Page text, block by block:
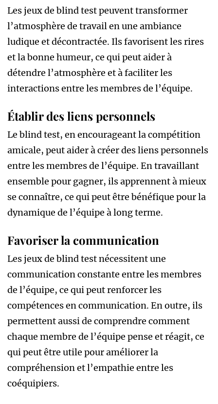
Les jeux de blind test peuvent transformer
l’atmosphère de travail en une ambiance
ludique et décontractée. Ils favorisent les rires
et la bonne humeur, ce qui peut aider à
détendre l’atmosphère et à faciliter les
interactions entre les membres de l’équipe.
Établir des liens personnels
Le blind test, en encourageant la compétition
amicale, peut aider à créer des liens personnels
entre les membres de l’équipe. En travaillant
ensemble pour gagner, ils apprennent à mieux
se connaître, ce qui peut être bénéfique pour la
dynamique de l’équipe à long terme.
Favoriser la communication
Les jeux de blind test nécessitent une
communication constante entre les membres
de l’équipe, ce qui peut renforcer les
compétences en communication. En outre, ils
permettent aussi de comprendre comment
chaque membre de l’équipe pense et réagit, ce
qui peut être utile pour améliorer la
compréhension et l’empathie entre les
coéquipiers.